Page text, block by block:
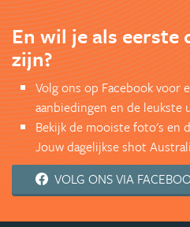
En wil je als eerste
zijn?
Volg ons op Facebook voor
aanbiedingen en de leukste
Bekijk de mooiste foto's en
Jouw dagelijkse shot
VOLG ONS VIA